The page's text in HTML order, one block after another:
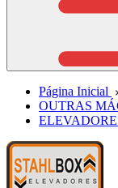
Página Inicial
OUTRAS